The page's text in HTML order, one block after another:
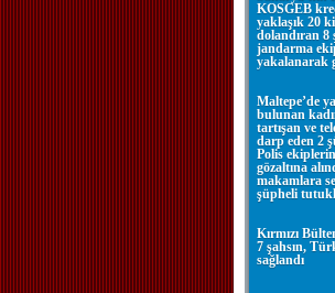
KOSGEB
yaklaşık 20
dolandıran 8
jandarma
yakalanarak
Maltepe’de
bulunan
tartışan ve
darp eden 2
Polis
gözaltına
makamlara
şüpheli
Kırmızı
7 şahsın,
sağlandı